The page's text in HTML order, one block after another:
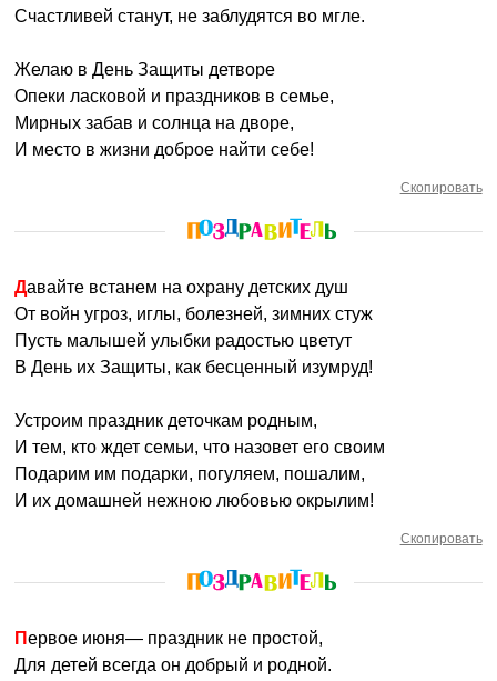
Счастливей станут, не заблудятся во мгле.
Желаю в День Защиты детворе
Опеки ласковой и праздников в семье,
Мирных забав и солнца на дворе,
И место в жизни доброе найти себе!
Скопировать
Давайте встанем на охрану детских душ
От войн угроз, иглы, болезней, зимних стуж
Пусть малышей улыбки радостью цветут
В День их Защиты, как бесценный изумруд!
Устроим праздник деточкам родным,
И тем, кто ждет семьи, что назовет его своим
Подарим им подарки, погуляем, пошалим,
И их домашней нежною любовью окрылим!
Скопировать
Первое июня— праздник не простой,
Для детей всегда он добрый и родной.